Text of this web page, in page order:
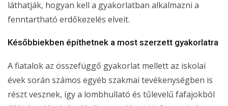
láthatják, hogyan kell a gyakorlatban alkalmazni a
fenntartható erdőkezelés elveit.
Későbbiekben építhetnek a most szerzett gyakorlatra
A fiatalok az összefüggő gyakorlat mellett az iskolai
évek során számos egyéb szakmai tevékenységben is
részt vesznek, így a lombhullató és tűlevelű fafajokból